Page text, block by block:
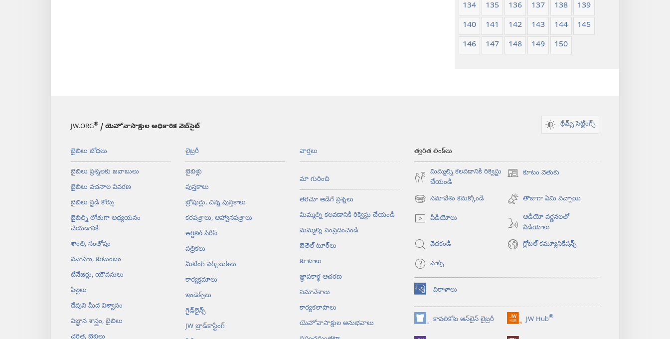
134
135 136 137 138
139
140
141 142 143 144
145
146
147 148 149 150
JW.ORG® / యెహోవాసాక్షుల అధికారిక వెబ్‌సైట్‌ థీమ్స్ సెట్టింగ్స్
బైబిలు బోధలు
బైబిలు ప్రశ్నలకు జవాబులు
బైబిలు వచనాల వివరణ
బైబిలు స్టడీ కోర్సు
బైబిల్ని లోతుగా అధ్యయనం
చేయడానికి
శాంతి, సంతోషం
వివాహం, కుటుంబం
టీనేజర్లు, యౌవనులు
పిల్లలు
దేవుని మీద విశ్వాసం
విజ్ఞాన శాస్త్రం, బైబిలు
చరిత్ర, బైబిలు
లైబ్రరీ
బైబిళ్లు
పుస్తకాలు
బ్రోషుర్లు, చిన్న పుస్తకాలు
కరపత్రాలు, ఆహ్వానపత్రాలు
ఆర్టికల్‌ సిరీస్‌
పత్రికలు
మీటింగ్‌ వర్క్‌బుక్‌లు
కార్యక్రమాలు
ఇండెక్స్‌లు
గైడ్‌లైన్స్‌
JW బ్రాడ్‌‌కాస్టింగ్‌‌
వార్తలు
మా గురించి
తరచూ అడిగే ప్రశ్నలు
మిమ్మల్ని కలవడానికి రిక్వెస్టు చేయండి
మమ్మల్ని సంప్రదించండి
బెతెల్‌ టూర్‌లు
కూటాలు
జ్ఞాపకార్థ ఆచరణ
సమావేశాలు
కార్యకలాపాలు
యెహోవాసాక్షుల అనుభవాలు
త్వరిత లింక్‌లు
మిమ్మల్ని కలవడానికి రిక్వెస్టు
చేయండి
కూటం వెతుకు
(కొత్త
ఓపెన్‌
సమావేశం కనుక్కోండి
(కొత్త
విండో
ఓపెన్‌
తాజాగా ఏమి వచ్చాయి
వీడియోలు
ఆడియో వర్ణనలతో
వీడియోలు
వెదకండి
గ్లోబల్‌ కమ్యూనికేషన్స్‌
హెల్ప్‌
విరాళాలు
(కొత్త
విండో
ఓపెన్‌
అవుతుంది)
కావలికోట ఆన్‌లైన్‌ లైబ్రరీ
(కొత్త
విండో
JW Hub®
(కొత్త
విండో